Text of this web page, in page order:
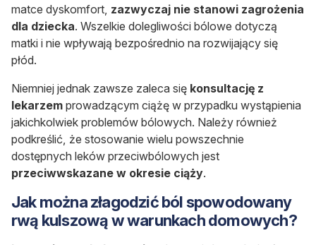
matce dyskomfort, zazwyczaj nie stanowi zagrożenia
dla dziecka. Wszelkie dolegliwości bólowe dotyczą
matki i nie wpływają bezpośrednio na rozwijający się
płód.
Niemniej jednak zawsze zaleca się konsultację z
lekarzem prowadzącym ciążę w przypadku wystąpienia
jakichkolwiek problemów bólowych. Należy również
podkreślić, że stosowanie wielu powszechnie
dostępnych leków przeciwbólowych jest
przeciwwskazane w okresie ciąży.
Jak można złagodzić ból spowodowany
rwą kulszową w warunkach domowych?